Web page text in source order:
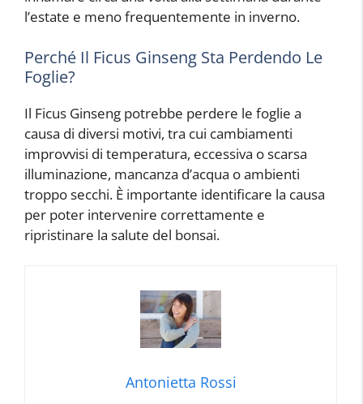
l’estate e meno frequentemente in inverno.
Perché Il Ficus Ginseng Sta Perdendo Le
Foglie?
Il Ficus Ginseng potrebbe perdere le foglie a
causa di diversi motivi, tra cui cambiamenti
improvvisi di temperatura, eccessiva o scarsa
illuminazione, mancanza d’acqua o ambienti
troppo secchi. È importante identificare la causa
per poter intervenire correttamente e
ripristinare la salute del bonsai.
Antonietta Rossi